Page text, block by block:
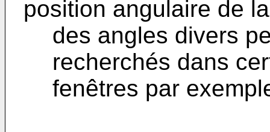
position angulaire de
des angles divers
recherchés dans
fenêtres par